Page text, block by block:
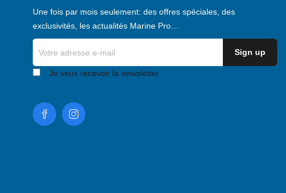
Une fois par mois seulement: des offres spéciales, des
exclusivités, les actualités Marine Pro…
Je veux recevoir la newsletter